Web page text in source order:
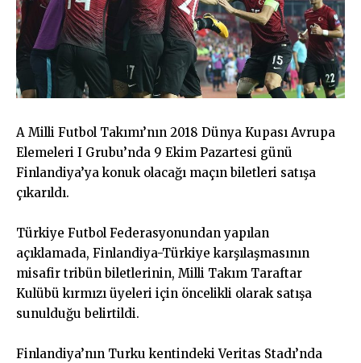
A Milli Futbol Takımı’nın 2018 Dünya Kupası Avrupa
Elemeleri I Grubu’nda 9 Ekim Pazartesi günü
Finlandiya’ya konuk olacağı maçın biletleri satışa
çıkarıldı.
Türkiye Futbol Federasyonundan yapılan
açıklamada, Finlandiya-Türkiye karşılaşmasının
misafir tribün biletlerinin, Milli Takım Taraftar
Kulübü kırmızı üyeleri için öncelikli olarak satışa
sunulduğu belirtildi.
Finlandiya’nın Turku kentindeki Veritas Stadı’nda